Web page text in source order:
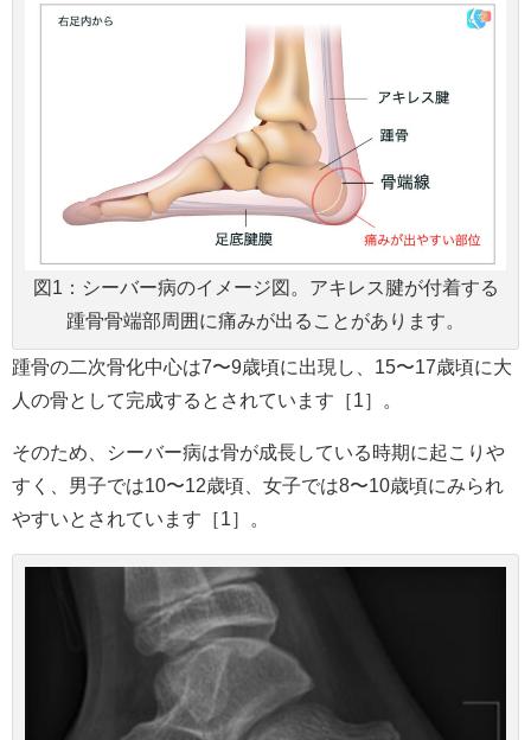
図1：シーバー病のイメージ図。アキレス腱が付着する
踵骨骨端部周囲に痛みが出ることがあります。
踵骨の二次骨化中心は7〜9歳頃に出現し、15〜17歳頃に大
人の骨として完成するとされています［1］。
そのため、シーバー病は骨が成長している時期に起こりや
すく、男子では10〜12歳頃、女子では8〜10歳頃にみられ
やすいとされています［1］。